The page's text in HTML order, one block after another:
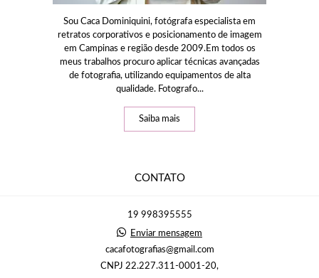
Sou Caca Dominiquini, fotógrafa especialista em
retratos corporativos e posicionamento de imagem
em Campinas e região desde 2009.Em todos os
meus trabalhos procuro aplicar técnicas avançadas
de fotografia, utilizando equipamentos de alta
qualidade. Fotografo...
Saiba mais
CONTATO
19 998395555
Enviar mensagem
cacafotografias@gmail.com
CNPJ 22.227.311-0001-20,